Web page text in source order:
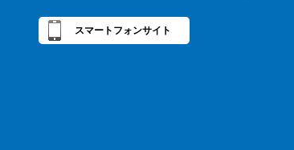
スマートフォンサイト